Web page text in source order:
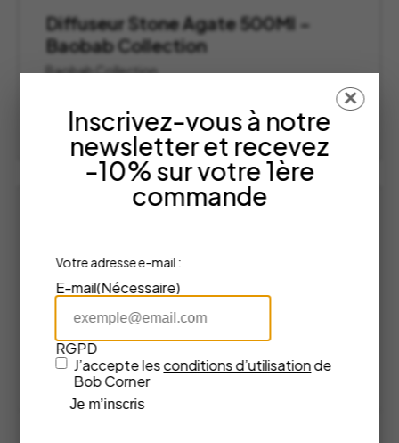
Diffuseur Stone Agate 500Ml –
Baobab Collection
Baobab Collection
AJOUTER AU PANIER
Inscrivez-vous à notre
newsletter et recevez
-10% sur votre 1ère
commande
Votre adresse e-mail :
E-mail(Nécessaire)
RGPD
J’accepte lesconditions d’utilisationde
Bob Corner
Je m’inscris
✕